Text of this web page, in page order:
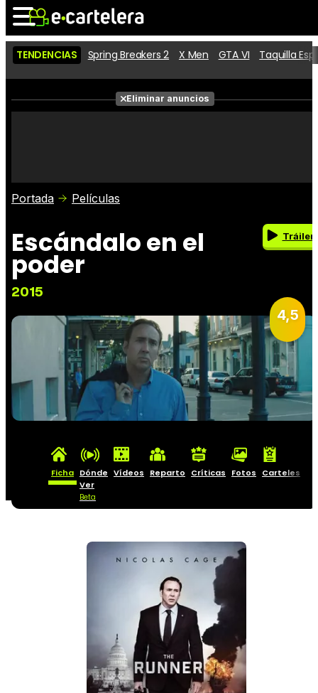
Noticias
Cartelera
Críticas
TENDENCIAS Spring Breakers 2 X Men GTA VI Taquilla
Eliminar anuncios
Portada Películas
Escándalo en el
poder
2015
Tráiler
4,5
Ficha Dónde
Ver
Beta
Vídeos Reparto Críticas Fotos Carteles